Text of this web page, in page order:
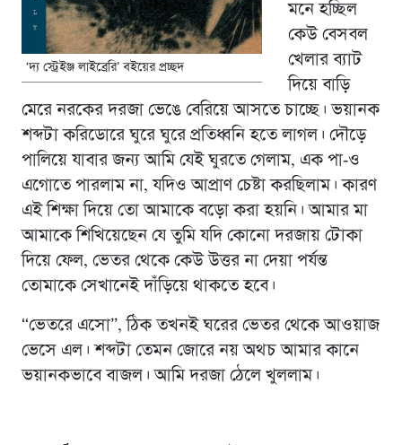
‘দ্য স্ট্রেইঞ্জ লাইব্রেরি’ বইয়ের প্রচ্ছদ
মনে হচ্ছিল
কেউ বেসবল
খেলার ব্যাট
দিয়ে বাড়ি
মেরে নরকের দরজা ভেঙে বেরিয়ে আসতে চাচ্ছে। ভয়ানক
শব্দটা করিডোরে ঘুরে ঘুরে প্রতিধ্বনি হতে লাগল। দৌড়ে
পালিয়ে যাবার জন্য আমি যেই ঘুরতে গেলাম, এক পা-ও
এগোতে পারলাম না, যদিও আপ্রাণ চেষ্টা করছিলাম। কারণ
এই শিক্ষা দিয়ে তো আমাকে বড়ো করা হয়নি। আমার মা
আমাকে শিখিয়েছেন যে তুমি যদি কোনো দরজায় টোকা
দিয়ে ফেল, ভেতর থেকে কেউ উত্তর না দেয়া পর্যন্ত
তোমাকে সেখানেই দাঁড়িয়ে থাকতে হবে।
“ভেতরে এসো”, ঠিক তখনই ঘরের ভেতর থেকে আওয়াজ
ভেসে এল। শব্দটা তেমন জোরে নয় অথচ আমার কানে
ভয়ানকভাবে বাজল। আমি দরজা ঠেলে খুললাম।